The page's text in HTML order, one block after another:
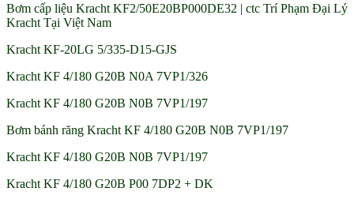
Bơm cấp liệu Kracht KF2/50E20BP000DE32 | ctc Trí Phạm Đại Lý
Kracht Tại Việt Nam
Kracht KF-20LG 5/335-D15-GJS
Kracht KF 4/180 G20B N0A 7VP1/326
Kracht KF 4/180 G20B N0B 7VP1/197
Bơm bánh răng Kracht KF 4/180 G20B N0B 7VP1/197
Kracht KF 4/180 G20B N0B 7VP1/197
Kracht KF 4/180 G20B P00 7DP2 + DK